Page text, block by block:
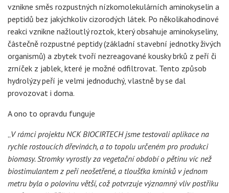
vznikne směs rozpustných nízkomolekulárních aminokyselin a
peptidů bez jakýchkoliv cizorodých látek. Po několikahodinové
reakci vznikne nažloutlý roztok, který obsahuje aminokyseliny,
částečně rozpustné peptidy (základní stavební jednotky živých
organismů) a zbytek tvoří nezreagované kousky brků z peří či
zrníček z jablek, které je možné odfiltrovat. Tento způsob
hydrolýzy peří je velmi jednoduchý, vlastně by se dal
provozovat i doma.
A ono to opravdu funguje
„V rámci projektu NCK BIOCIRTECH jsme testovali aplikace na
rychle rostoucích dřevinách, a to topolu určeném pro produkci
biomasy. Stromky vyrostly za vegetační období o pětinu víc než
biostimulantem z peří neošetřené, a tloušťka kmínků v jednom
metru byla o polovinu větší, což potvrzuje významný vliv postřiku